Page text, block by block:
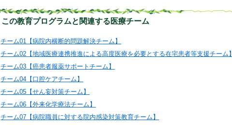
この教育プログラムと関連する医療チーム
チーム01【病院内横断的問題解決チーム】
チーム02【地域医療連携推進による高度医療を必要とする在宅患者等支援チーム】
チーム03【癌患者服薬サポートチーム】
チーム04【口腔ケアチーム】
チーム05【せん妄対策チーム】
チーム06【外来化学療法チーム】
チーム07【病院職員に対する院内感染対策教育チーム】